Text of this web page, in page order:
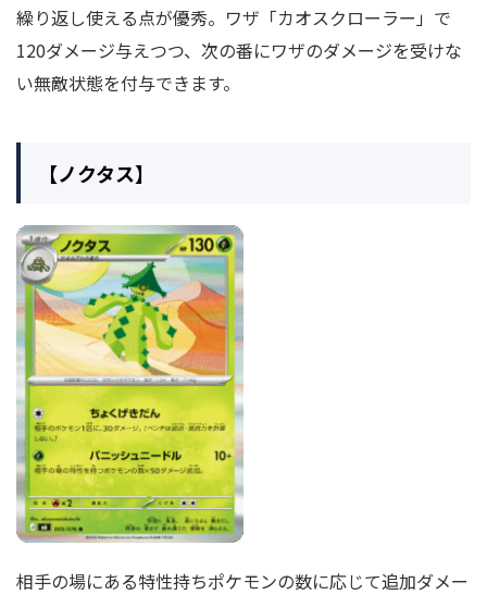
繰り返し使える点が優秀。ワザ「カオスクローラー」で
120ダメージ与えつつ、次の番にワザのダメージを受けな
い無敵状態を付与できます。
【ノクタス】
相手の場にある特性持ちポケモンの数に応じて追加ダメー